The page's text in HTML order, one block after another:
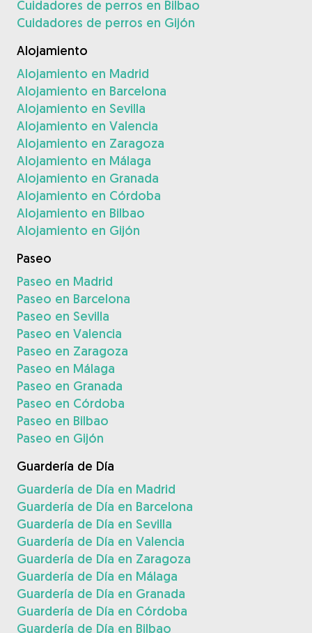
Cuidadores de perros en Bilbao
Cuidadores de perros en Gijón
Alojamiento
Alojamiento en Madrid
Alojamiento en Barcelona
Alojamiento en Sevilla
Alojamiento en Valencia
Alojamiento en Zaragoza
Alojamiento en Málaga
Alojamiento en Granada
Alojamiento en Córdoba
Alojamiento en Bilbao
Alojamiento en Gijón
Paseo
Paseo en Madrid
Paseo en Barcelona
Paseo en Sevilla
Paseo en Valencia
Paseo en Zaragoza
Paseo en Málaga
Paseo en Granada
Paseo en Córdoba
Paseo en Bilbao
Paseo en Gijón
Guardería de Día
Guardería de Día en Madrid
Guardería de Día en Barcelona
Guardería de Día en Sevilla
Guardería de Día en Valencia
Guardería de Día en Zaragoza
Guardería de Día en Málaga
Guardería de Día en Granada
Guardería de Día en Córdoba
Guardería de Día en Bilbao